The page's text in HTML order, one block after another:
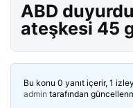
ABD
ateşkesi 45
Bu konu 0 yanıt içerir, 1
admin tarafından